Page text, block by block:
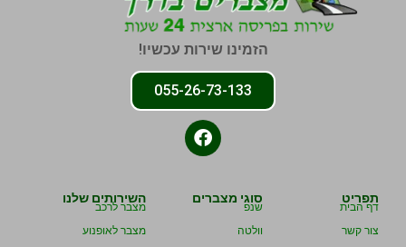
הזמינו שירות עכשיו!
055-26-73-133
תפריט
דף הבית
צור קשר
סוגי מצברים
שנפ
וולטה
השירותים שלנו
מצבר לרכב
מצבר לאופנוע